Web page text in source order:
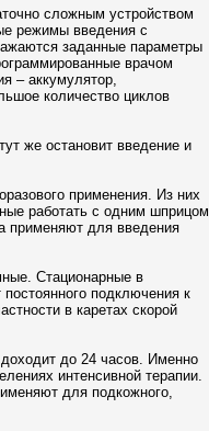
сложным устройством
режимы введения с
заданные параметры
врачом
– аккумулятор,
количество циклов
же остановит введение и
применения. Из них
работать с одним шприцом
применяют для введения
Стационарные в
подключения к
в каретах скорой
доходит до 24 часов. Именно
интенсивной терапии.
для подкожного,